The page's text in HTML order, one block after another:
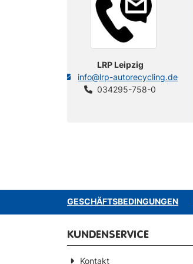
LRP Leipzig
info@lrp-autorecycling.de
034295-758-0
GESCHÄFTSBEDINGUNGEN
KUNDENSERVICE
Kontakt